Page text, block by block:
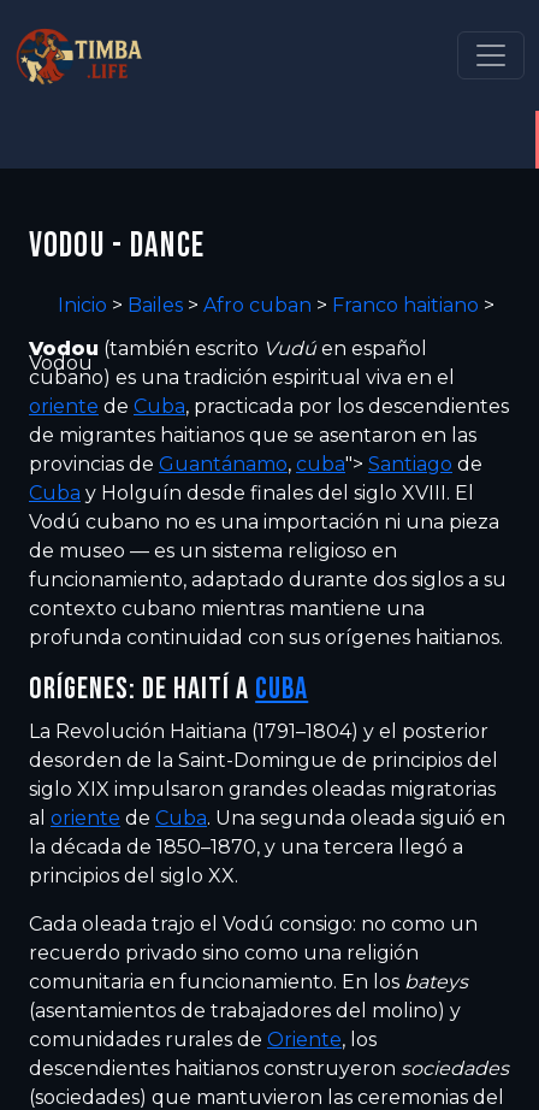
VODOU - DANCE
Inicio > Bailes > Afro cuban > Franco haitiano >
Vodou
Vodou (también escrito Vudú en español
cubano) es una tradición espiritual viva en el
oriente de Cuba, practicada por los descendientes
de migrantes haitianos que se asentaron en las
provincias de Guantánamo, cuba"> Santiago de
Cuba y Holguín desde finales del siglo XVIII. El
Vodú cubano no es una importación ni una pieza
de museo — es un sistema religioso en
funcionamiento, adaptado durante dos siglos a su
contexto cubano mientras mantiene una
profunda continuidad con sus orígenes haitianos.
ORÍGENES: DE HAITÍ A CUBA
La Revolución Haitiana (1791–1804) y el posterior
desorden de la Saint-Domingue de principios del
siglo XIX impulsaron grandes oleadas migratorias
al oriente de Cuba. Una segunda oleada siguió en
la década de 1850–1870, y una tercera llegó a
principios del siglo XX.
Cada oleada trajo el Vodú consigo: no como un
recuerdo privado sino como una religión
comunitaria en funcionamiento. En los bateys
(asentamientos de trabajadores del molino) y
comunidades rurales de Oriente, los
descendientes haitianos construyeron sociedades
(sociedades) que mantuvieron las ceremonias del